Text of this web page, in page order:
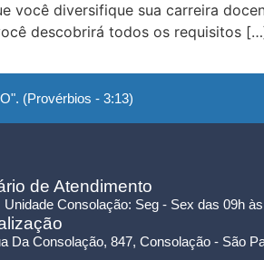
você diversifique sua carreira
descobrirá todos os requisitos
(Provérbios - 3:13)
de Atendimento
Unidade Consolação: Seg - Sex das 09h
Da Consolação, 847, Consolação - São